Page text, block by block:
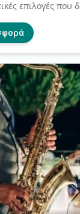
επιλογές που
και την κιθάρα
full band) οπότε